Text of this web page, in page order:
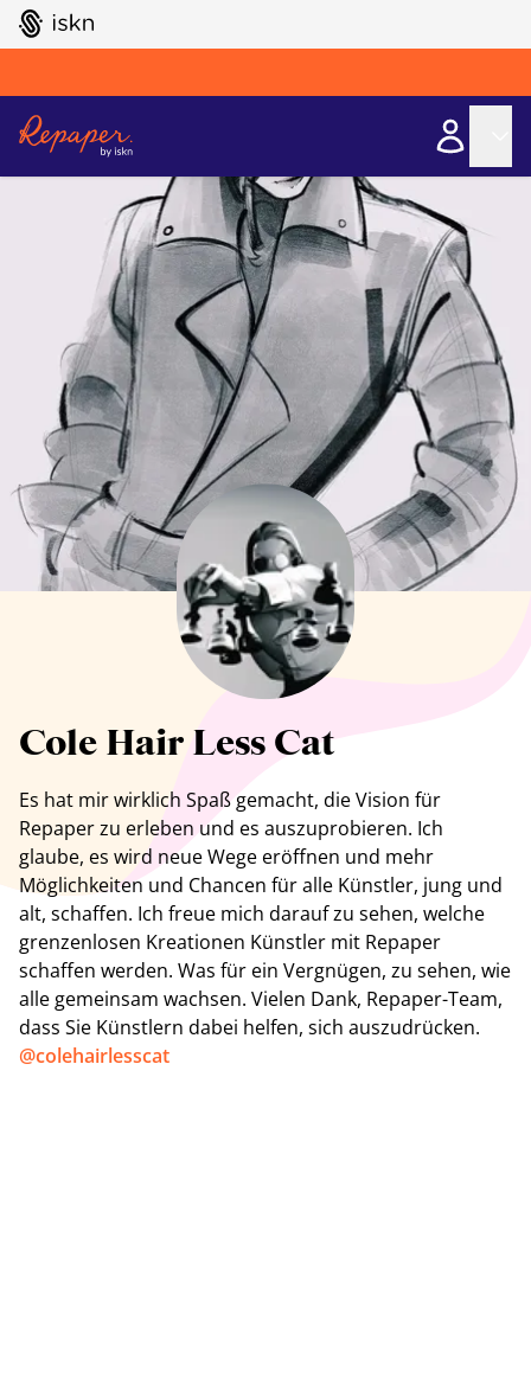
GO TO ISKN HOME
Alle Künstler anzeigen
Cole Hair Less Cat
Es hat mir wirklich Spaß gemacht, die Vision für
Repaper zu erleben und es auszuprobieren. Ich
glaube, es wird neue Wege eröffnen und mehr
Möglichkeiten und Chancen für alle Künstler, jung und
alt, schaffen. Ich freue mich darauf zu sehen, welche
grenzenlosen Kreationen Künstler mit Repaper
schaffen werden. Was für ein Vergnügen, zu sehen, wie
alle gemeinsam wachsen. Vielen Dank, Repaper-Team,
dass Sie Künstlern dabei helfen, sich auszudrücken.
@colehairlesscat